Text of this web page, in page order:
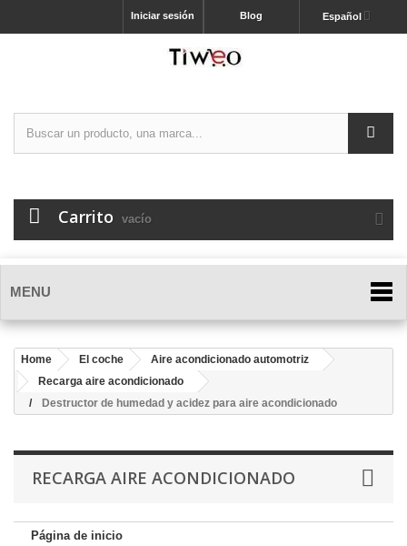
Español
Blog
Iniciar sesión
Carrito vacío
MENU
Home El coche
Aire acondicionado automotriz
Recarga aire acondicionado
Destructor de humedad y acidez para aire acondicionado
RECARGA AIRE ACONDICIONADO
Página de inicio